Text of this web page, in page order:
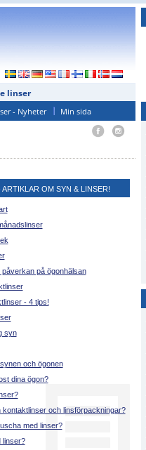
linser
- Nyheter Min sida
OM SYN & LINSER!
på ögonhälsan
- 4 tips!
syn
och ögonen
dina ögon?
kontaktlinser och linsförpackningar?
med linser?
linser?